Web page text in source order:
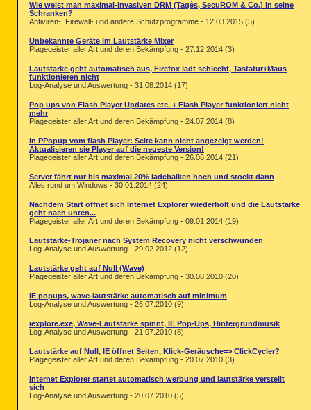
Wie weist man maximal-invasiven DRM (Tagès, SecuROM & Co.) in seine
Schranken?
Antiviren-, Firewall- und andere Schutzprogramme - 12.03.2015 (5)
Unbekannte Geräte im Lautstärke Mixer
Plagegeister aller Art und deren Bekämpfung - 27.12.2014 (3)
Lautstärke geht automatisch aus, Firefox lädt schlecht, Tastatur+Maus
funktionieren nicht
Log-Analyse und Auswertung - 31.08.2014 (17)
Pop ups von Flash Player Updates etc. + Flash Player funktioniert nicht
mehr
Plagegeister aller Art und deren Bekämpfung - 24.07.2014 (8)
in PPopup vom flash Player: Seite kann nicht angezeigt werden!
Aktualisieren sie Player auf die neueste Version!
Plagegeister aller Art und deren Bekämpfung - 26.06.2014 (21)
Server fährt nur bis maximal 20% ladebalken hoch und stockt dann
Alles rund um Windows - 30.01.2014 (24)
Nachdem Start öffnet sich Internet Explorer wiederholt und die Lautstärke
geht nach unten...
Plagegeister aller Art und deren Bekämpfung - 09.01.2014 (19)
Lautstärke-Trojaner nach System Recovery nicht verschwunden
Log-Analyse und Auswertung - 29.02.2012 (12)
Lautstärke geht auf Null (Wave)
Plagegeister aller Art und deren Bekämpfung - 30.08.2010 (20)
IE popups, wave-lautstärke automatisch auf minimum
Log-Analyse und Auswertung - 26.07.2010 (9)
iexplore.exe, Wave-Lautstärke spinnt, IE Pop-Ups, Hintergrundmusik
Log-Analyse und Auswertung - 21.07.2010 (8)
Lautstärke auf Null, IE öffnet Seiten, Klick-Geräusche=> ClickCycler?
Plagegeister aller Art und deren Bekämpfung - 20.07.2010 (3)
Internet Explorer startet automatisch werbung und lautstärke verstellt
sich
Log-Analyse und Auswertung - 20.07.2010 (5)